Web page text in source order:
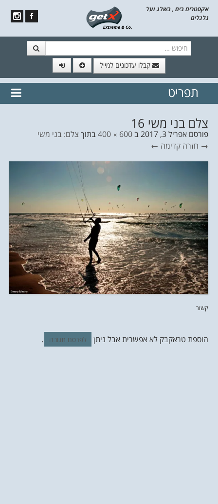
אקסטרים בים , בשלג ועל
גלגלים
קבלו עדכונים למייל
// הצטרף לרשימת תפוצה!
נשמח
תפריט
צלם בני משי 16
פורסם אפריל 3, 2017 ב600 × 400 בתוך צלם: בני משי
→ חזרה קדימה ←
קשור
הוספת טראקבק לא אפשרית אבל ניתן לפרסם תגובה .